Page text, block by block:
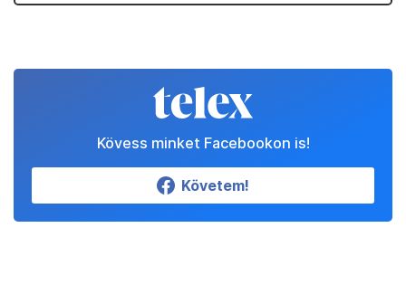
Kövess minket Facebookon is!
Követem!